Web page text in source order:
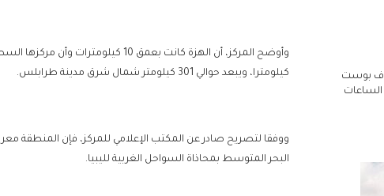
كيلومترا، ويبعد حوالي 301 كيلومتر شمال شرق مدينة طرابلس.
ووفقا لتصريح صادر عن المكتب الإعلامي للمركز، فإن المنطقة
البحر المتوسط بمحاذاة السواحل الغربية لليبيا.
الساعات